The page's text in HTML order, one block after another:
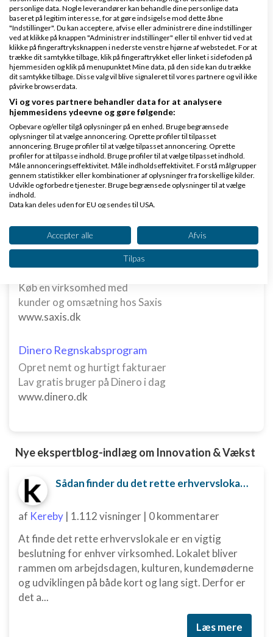
Hvordan finder man, og tjekker man kinesiske
firmaers kvalitet?
Nyeste indlægafKristianBi ,den 09-12-2025 kl.
19:29
Klar lønnen med Danløn
Lav løn på et øjeblik–nemt, sikkert
www.danlon.dk/
Køb en virksomhed
Køb en virksomhed med
kunder og omsætning hos Saxis
www.saxis.dk
Dinero Regnskabsprogram
Opret nemt og hurtigt fakturaer
Lav gratis bruger på Dinero i dag
www.dinero.dk
Nye ekspertblog-indlæg om Innovation & Vækst
Sådan finder du det rette erhvervslokale til din virksomhed
af Kereby | 1.112 visninger | 0 kommentarer
At finde det rette erhvervslokale er en vigtig
beslutning for enhver virksomhed. Lokalet bliver
rammen om arbejdsdagen, kulturen, kundemøderne
og udviklingen på både kort og lang sigt. Derfor er
det a...
Læs mere
personlige data. Nogle leverandører kan behandle dine personlige data
baseret på legitim interesse, for at gøre indsigelse mod dette åbne
"Indstillinger". Du kan acceptere, afvise eller administrere dine indstillinger
ved at klikke på knappen "Administrer indstillinger" eller til enhver tid ved at
klikke på fingeraftryksknappen i nederste venstre hjørne af webstedet. For at
trække dit samtykke tilbage, klik på fingeraftrykket eller linket i sidefoden på
hjemmesiden og klik på menupunktet Mine data, på den side kan du trække
dit samtykke tilbage. Disse valg vil blive signaleret til vores partnere og vil ikke
påvirke browserdata.
Vi og vores partnere behandler data for at analysere
hjemmesidens ydeevne og gøre følgende:
Opbevare og/eller tilgå oplysninger på en enhed. Bruge begrænsede
oplysninger til at vælge annoncering. Oprette profiler til tilpasset
annoncering. Bruge profiler til at vælge tilpasset annoncering. Oprette
profiler for at tilpasse indhold. Bruge profiler til at vælge tilpasset indhold.
Måle annonceringseffektivitet. Måle indholdseffektivitet. Forstå målgrupper
gennem statistikker eller kombinationer af oplysninger fra forskellige kilder.
Udvikle og forbedre tjenester. Bruge begrænsede oplysninger til at vælge
indhold.
Data kan deles uden for EU og sendes til USA.
Se partnerliste (2 IAB-leverandører)
Vi bruger dine data til følgende formål:
IAB's behandlingsformål:
Opbevare og/eller tilgå oplysninger på en
enhed
Bruge begrænsede oplysninger til at vælge
Oprette profiler til tilpasset annoncering
Bruge profiler til at vælge tilpasset
annoncering
Måle indholdseffektivitet
Forstå målgrupper gennem statistikker eller
kilder
Udvikle og forbedre tjenester
Bruge begrænsede oplysninger til at vælge
indhold
Accepter alle Afvis
Tilpas